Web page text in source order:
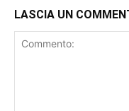
LASCIA UN